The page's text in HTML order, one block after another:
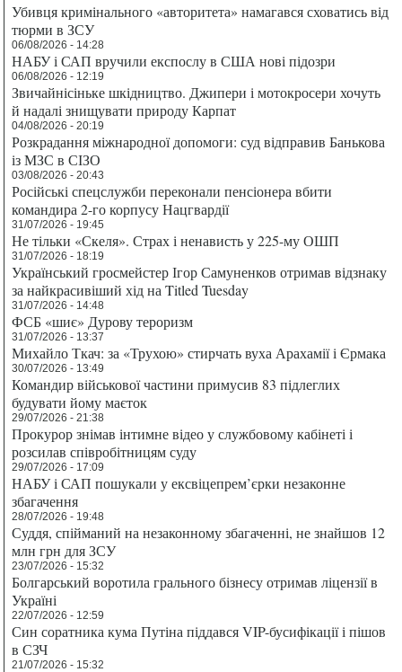
Убивця кримінального «авторитета» намагався сховатись від
тюрми в ЗСУ
06/08/2026 - 14:28
НАБУ і САП вручили експослу в США нові підозри
06/08/2026 - 12:19
Звичайнісіньке шкідництво. Джипери і мотокросери хочуть
й надалі знищувати природу Карпат
04/08/2026 - 20:19
Розкрадання міжнародної допомоги: суд відправив Банькова
із МЗС в СІЗО
03/08/2026 - 20:43
Російські спецслужби переконали пенсіонера вбити
командира 2-го корпусу Нацгвардії
31/07/2026 - 19:45
Не тільки «Скеля». Страх і ненависть у 225-му ОШП
31/07/2026 - 18:19
Український гросмейстер Ігор Самуненков отримав відзнаку
за найкрасивіший хід на Titled Tuesday
31/07/2026 - 14:48
ФСБ «шиє» Дурову тероризм
31/07/2026 - 13:37
Михайло Ткач: за «Трухою» стирчать вуха Арахамії і Єрмака
30/07/2026 - 13:49
Командир військової частини примусив 83 підлеглих
будувати йому маєток
29/07/2026 - 21:38
Прокурор знімав інтимне відео у службовому кабінеті і
розсилав співробітницям суду
29/07/2026 - 17:09
НАБУ і САП пошукали у ексвіцепрем’єрки незаконне
збагачення
28/07/2026 - 19:48
Суддя, спійманий на незаконному збагаченні, не знайшов 12
млн грн для ЗСУ
23/07/2026 - 15:32
Болгарський воротила грального бізнесу отримав ліцензії в
Україні
22/07/2026 - 12:59
Син соратника кума Путіна піддався VIP-бусифікації і пішов
в СЗЧ
21/07/2026 - 15:32